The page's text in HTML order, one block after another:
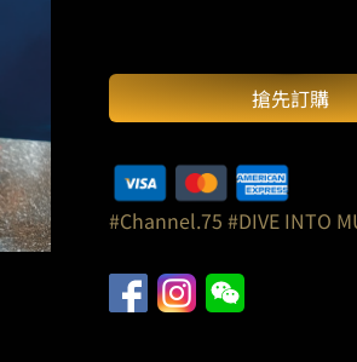
MUSIC
//
綠
&
深
綠
30
釐
搶先訂購
#Channel.75 #DIVE INTO